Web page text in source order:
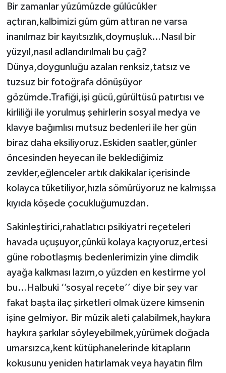
Bir zamanlar yüzümüzde gülücükler
açtıran,kalbimizi güm güm attıran ne varsa
inanılmaz bir kayıtsızlık,doymuşluk…Nasıl bir
yüzyıl,nasıl adlandırılmalı bu çağ?
Dünya,doygunluğu azalan renksiz,tatsız ve
tuzsuz bir fotoğrafa dönüşüyor
gözümde.Trafiği,işi gücü,gürültüsü patırtısı ve
kirliliği ile yorulmuş şehirlerin sosyal medya ve
klavye bağımlısı mutsuz bedenleri ile her gün
biraz daha eksiliyoruz.Eskiden saatler,günler
öncesinden heyecan ile beklediğimiz
zevkler,eğlenceler artık dakikalar içerisinde
kolayca tüketiliyor,hızla sömürüyoruz ne kalmışsa
kıyıda köşede çocukluğumuzdan.
Sakinleştirici,rahatlatıcı psikiyatri reçeteleri
havada uçuşuyor,çünkü kolaya kaçıyoruz,ertesi
güne robotlaşmış bedenlerimizin yine dimdik
ayağa kalkması lazım,o yüzden en kestirme yol
bu…Halbuki ‘’sosyal reçete’’ diye bir şey var
fakat başta ilaç şirketleri olmak üzere kimsenin
işine gelmiyor. Bir müzik aleti çalabilmek,haykıra
haykıra şarkılar söyleyebilmek,yürümek doğada
umarsızca,kent kütüphanelerinde kitapların
kokusunu yeniden hatırlamak veya hayatın film